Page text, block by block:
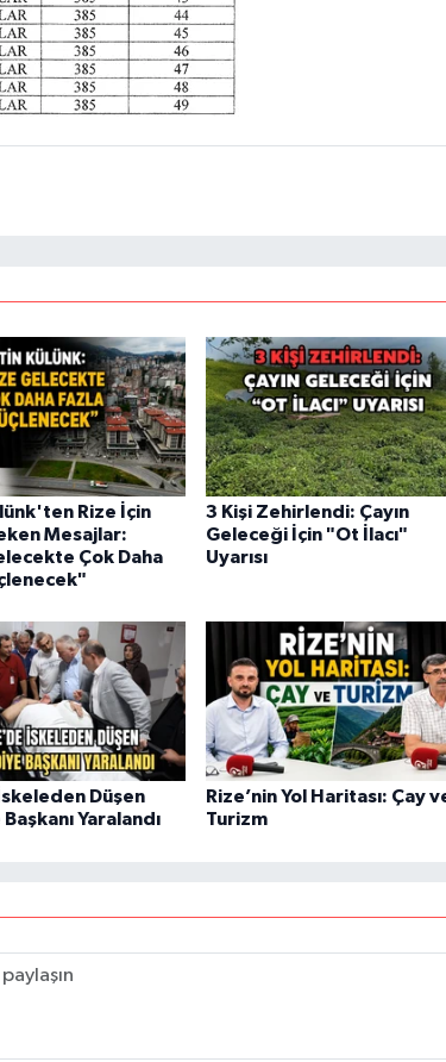
Rize İçin
Mesajlar:
Çok Daha
3 Kişi Zehirlendi: Çayın
Geleceği İçin "Ot İlacı"
Uyarısı
Düşen
Yaralandı
Rize’nin Yol Haritası: Çay
Turizm